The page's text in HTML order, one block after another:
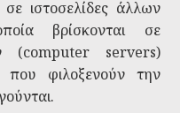
ιστοσελίδες άλλων
βρίσκονται σε
(computer servers)
που φιλοξενούν την